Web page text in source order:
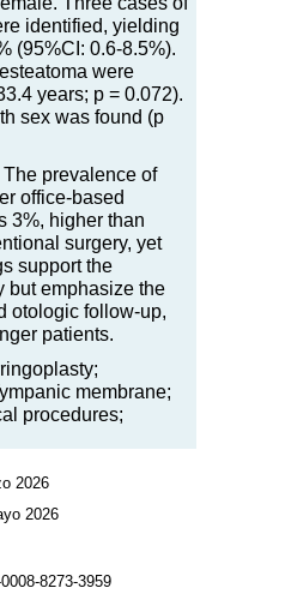
identified, yielding
(95%CI: 0.6-8.5%).
were
years; p = 0.072).
sex was found (p
The prevalence of
office-based
3%, higher than
surgery, yet
support the
but emphasize the
otologic follow-up,
patients.
membrane;
procedures;
2026
2026
8273-3959